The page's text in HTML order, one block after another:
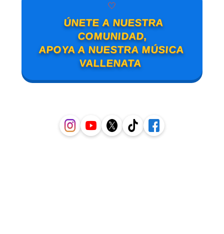
🤍
ÚNETE A NUESTRA
COMUNIDAD,
APOYA A NUESTRA MÚSICA
VALLENATA